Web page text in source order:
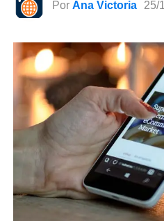
Por Ana Victoria 25/